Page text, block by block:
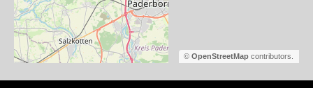
©OpenStreetMap contributors.